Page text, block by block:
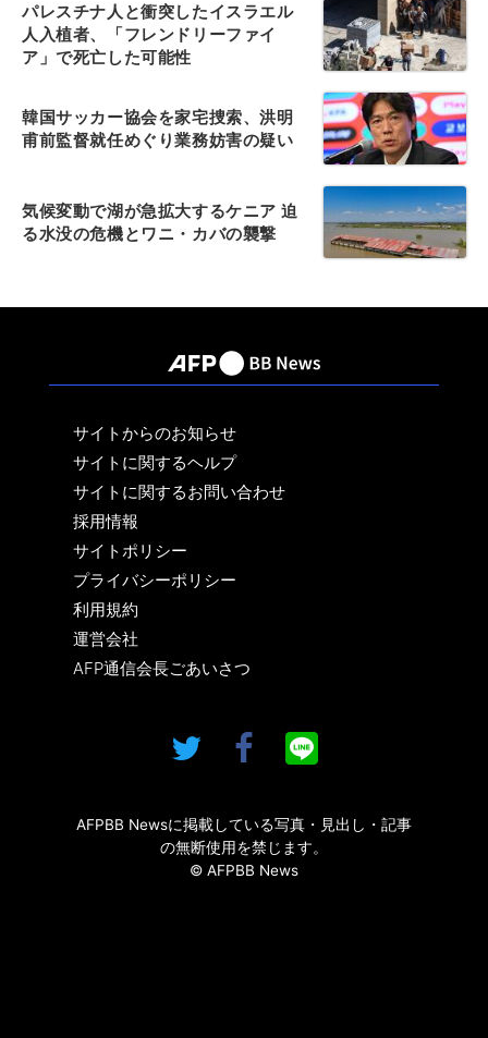
パレスチナ人と衝突したイスラエル
人入植者、「フレンドリーファイ
ア」で死亡した可能性
韓国サッカー協会を家宅捜索、洪明
甫前監督就任めぐり業務妨害の疑い
気候変動で湖が急拡大するケニア 迫
る水没の危機とワニ・カバの襲撃
サイトからのお知らせ
サイトに関するヘルプ
サイトに関するお問い合わせ
採用情報
サイトポリシー
プライバシーポリシー
利用規約
運営会社
AFP通信会長ごあいさつ
AFPBB Newsに掲載している写真・見出し・記事
の無断使用を禁じます。
© AFPBB News